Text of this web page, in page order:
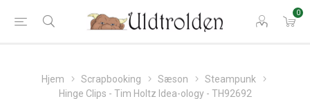
0
Hjem Scrapbooking Sæson
Steampunk
Hinge Clips - Tim Holtz Idea-ology - TH92692